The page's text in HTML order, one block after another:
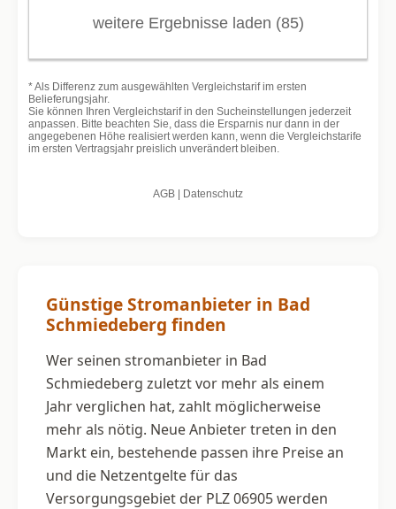
Günstige Stromanbieter in Bad
Schmiedeberg finden
Wer seinen stromanbieter in Bad
Schmiedeberg zuletzt vor mehr als einem
Jahr verglichen hat, zahlt möglicherweise
mehr als nötig. Neue Anbieter treten in den
Markt ein, bestehende passen ihre Preise an
und die Netzentgelte für das
Versorgungsgebiet der PLZ 06905 werden